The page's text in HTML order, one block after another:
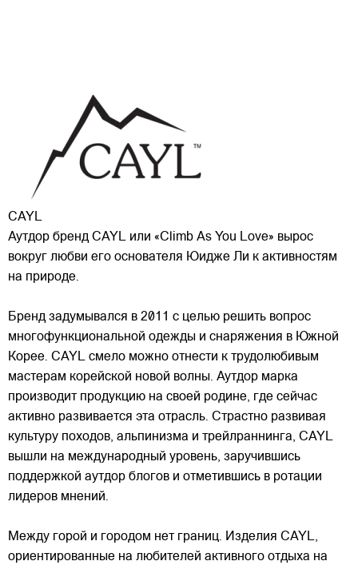
CAYL
Аутдор бренд CAYL или «Climb As You Love» вырос
вокруг любви его основателя Юидже Ли к активностям
на природе.
Бренд задумывался в 2011 с целью решить вопрос
многофункциональной одежды и снаряжения в Южной
Корее. CAYL смело можно отнести к трудолюбивым
мастерам корейской новой волны. Аутдор марка
производит продукцию на своей родине, где сейчас
активно развивается эта отрасль. Страстно развивая
культуру походов, альпинизма и трейлраннинга, CAYL
вышли на международный уровень, заручившись
поддержкой аутдор блогов и отметившись в ротации
лидеров мнений.
Между горой и городом нет границ. Изделия CAYL,
ориентированные на любителей активного отдыха на